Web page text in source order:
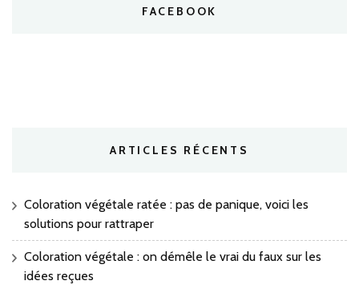
FACEBOOK
ARTICLES RÉCENTS
Coloration végétale ratée : pas de panique, voici les
solutions pour rattraper
Coloration végétale : on démêle le vrai du faux sur les
idées reçues